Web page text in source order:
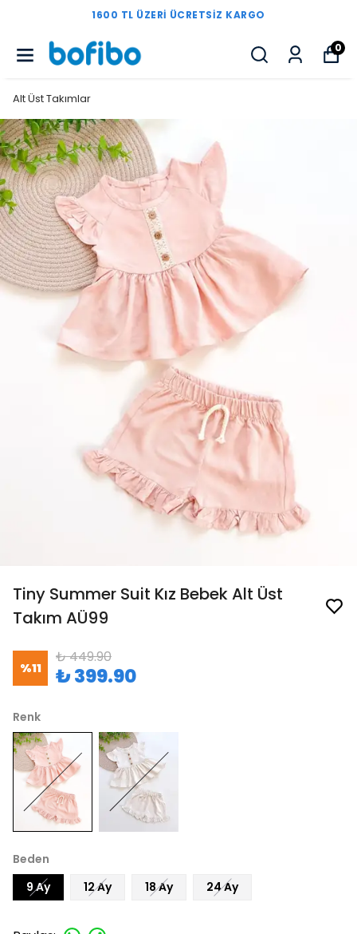
1600 TL ÜZERI ÜCRETSIZ KARGO
0
Alt Üst Takımlar
Tiny Summer Suit Kız Bebek Alt Üst
Takım AÜ99
%11
₺ 449.90
₺ 399.90
Renk
Beden
9 Ay
12 Ay 18 Ay 24 Ay